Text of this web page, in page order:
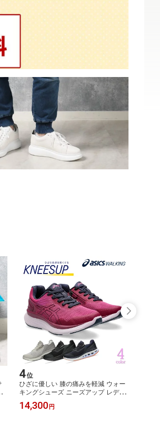
4位
ひざに優しい 膝の痛みを軽減 ウォー
キングシューズ ニーズアップ レディ
ース 幅広 4E KNEESUP ひざ 関節痛
O脚 スニーカー 矯正 歩行を快適にサ
14,300 円